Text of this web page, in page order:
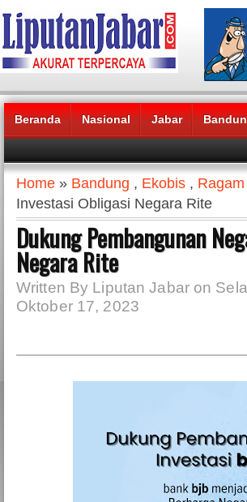
Beranda Nasional Jabar
Headlines News :
Home » Bandung , Ekobis , Ragam
Investasi Obligasi Negara Rite
Dukung Pembangunan
Negara Rite
Written By Liputan Jabar on
Oktober 17, 2023